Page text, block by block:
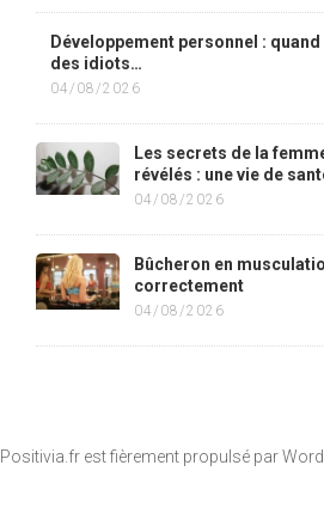
Développement personnel :
des idiots…
04/08/2026
Les secrets de la
révélés : une vie de
04/08/2026
Bûcheron en
correctement
04/08/2026
Positivia.fr est fièrement propulsé par